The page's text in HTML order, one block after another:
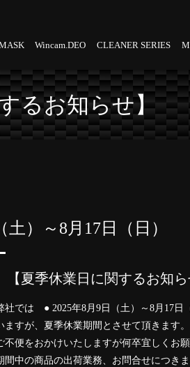
Wincam.DEO CLEANER SERIES
るお知らせ】
）～8月17日（日）
【夏季休業日に関するお知ら
社では ● 2025年8月9日（土）～8月17日
ますが、夏季休業期間とさせて頂きます。
不便をおかけいたしますが何卒宜しくお願
間中の商品の出荷業務、お問合せにつき